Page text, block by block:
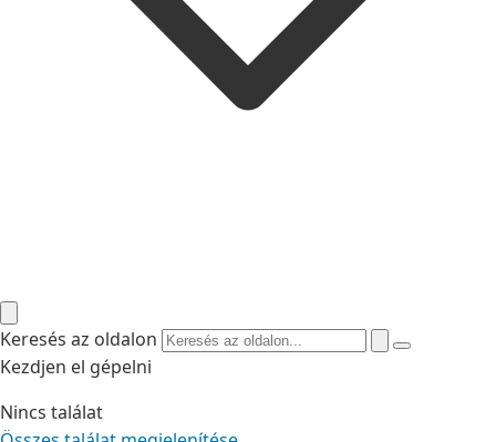
Keresés az oldalon
Kezdjen el gépelni
Nincs találat